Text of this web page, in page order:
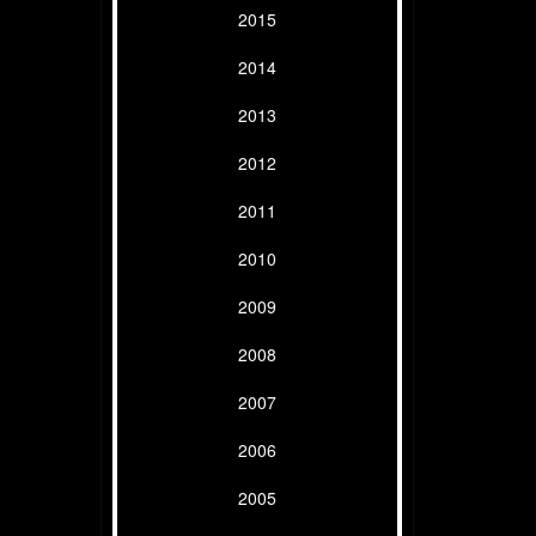
2015
2014
2013
2012
2011
2010
2009
2008
2007
2006
2005